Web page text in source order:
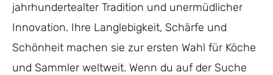
jahrhundertealter Tradition und unermüdlicher
Innovation. Ihre Langlebigkeit, Schärfe und
Schönheit machen sie zur ersten Wahl für Köche
und Sammler weltweit. Wenn du auf der Suche